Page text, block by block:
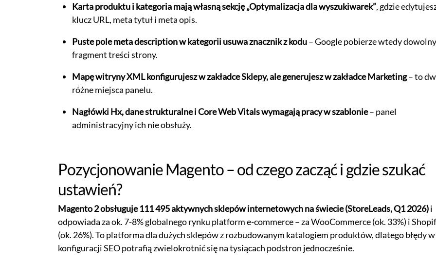
Karta produktu i kategoria mają własną sekcję „Optymalizacja dla wyszukiwarek”, gdzie
klucz URL, meta tytuł i meta opis.
Puste pole meta description w kategorii usuwa znacznik z kodu– Google pobierze wtedy dowolny
fragment treści strony.
Mapę witryny XML konfigurujesz w zakładce Sklepy, ale generujesz w zakładce Marketing– to
różne miejsca panelu.
Nagłówki Hx, dane strukturalne i Core Web Vitals wymagają pracy w szablonie– panel
administracyjny ich nie obsłuży.
Pozycjonowanie Magento – od czego zacząć i gdzie szukać
ustawień?
Magento 2 obsługuje 111 495 aktywnych sklepów internetowych na świecie (StoreLeads, Q1 2026)i
odpowiada za ok. 7-8% globalnego rynku platform e-commerce – za WooCommerce (ok. 33%) i
(ok. 26%). To platforma dla dużych sklepów z rozbudowanym katalogiem produktów, dlatego błędy
konfiguracji SEO potrafią zwielokrotnić się na tysiącach podstron jednocześnie.